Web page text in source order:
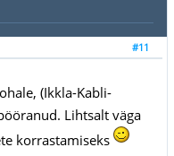
#11
(Ikkla-Kabli-
Lihtsalt väga
korrastamiseks